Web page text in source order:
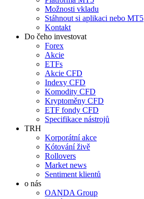
Možnosti vkladu
Stáhnout si aplikaci nebo MT5
Kontakt
Do čeho investovat
Forex
Akcie
ETFs
Akcie CFD
Indexy CFD
Komodity CFD
Kryptoměny CFD
ETF fondy CFD
Specifikace nástrojů
TRH
Korporátní akce
Kótování živě
Rollovers
Market news
Sentiment klientů
o nás
OANDA Group